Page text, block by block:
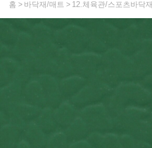
홈 바닥재/매트 12.체육관/스포츠바닥재